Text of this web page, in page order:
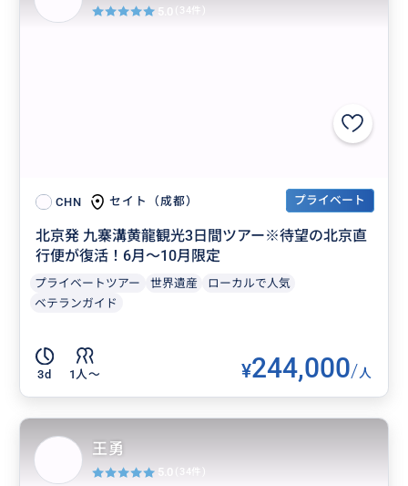
CHN セイト（成都） プライベート
北京発 九寨溝黄龍観光3日間ツアー※待望の北京直
行便が復活！6月～10月限定
プライベートツアー 世界遺産
ローカルで人気
ベテランガイド
3d 1人〜 ¥244,000/人
5.0 (34件)
王勇
5.0 (34件)